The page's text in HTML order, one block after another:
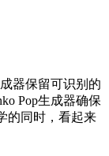
器保留可识别的
Pop生成器确保
的同时，看起来